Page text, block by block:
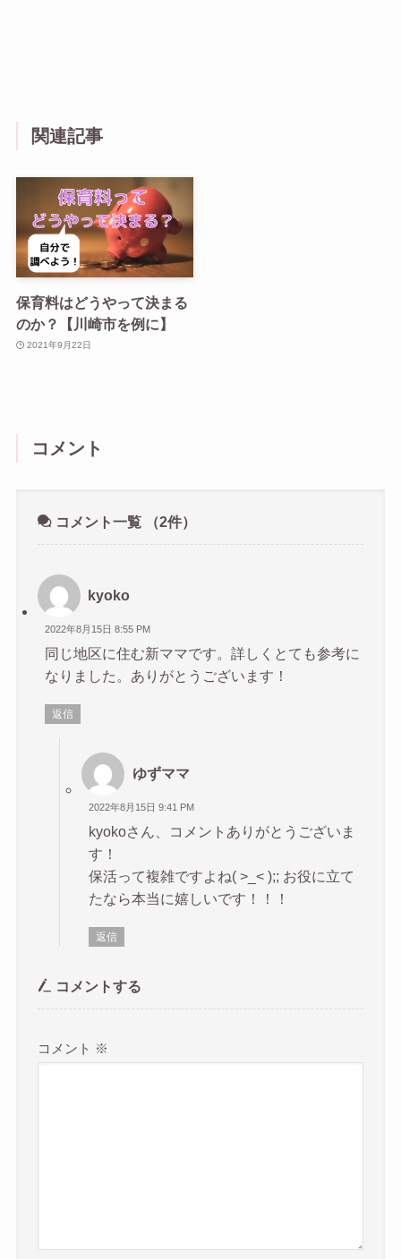
関連記事
保育料はどうやって決まる
のか？【川崎市を例に】
2021年9月22日
コメント
コメント一覧 （2件）
kyoko
2022年8月15日 8:55 PM
同じ地区に住む新ママです。詳しくとても参考に
なりました。ありがとうございます！
返信
ゆずママ
2022年8月15日 9:41 PM
kyokoさん、コメントありがとうございま
す！
保活って複雑ですよね( >_< );; お役に立て
たなら本当に嬉しいです！！！
返信
コメントする
コメント ※